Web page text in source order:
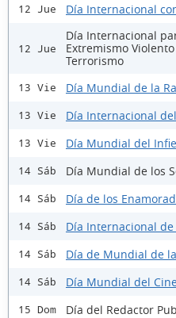
12 Jue Día Internacional
12 Jue
Día Internacional
Extremismo
Terrorismo
13 Vie Día Mundial de la
13 Vie Día Internacional
13 Vie Día Mundial del
14 Sáb Día Mundial de los
14 Sáb Día de los
14 Sáb Día Internacional
14 Sáb Día de Mundial de
14 Sáb Día Mundial del
15 Dom Día del Redactor